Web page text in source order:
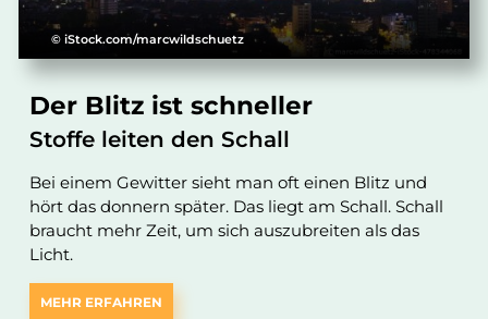
© iStock.com/marcwildschuetz
Der Blitz ist schneller
Stoffe leiten den Schall
Bei einem Gewitter sieht man oft einen Blitz und
hört das donnern später. Das liegt am Schall. Schall
braucht mehr Zeit, um sich auszubreiten als das
Licht.
MEHR ERFAHREN